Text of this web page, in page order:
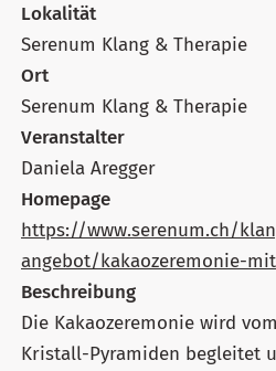
Lokalität
Serenum Klang & Therapie
Ort
Serenum Klang & Therapie
Veranstalter
Daniela Aregger
Homepage
https://www.serenum.ch/
angebot/kakaozeremonie-
Beschreibung
Die Kakaozeremonie wird
Kristall-Pyramiden begleitet